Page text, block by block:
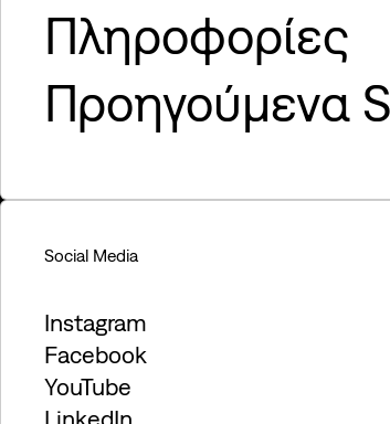
Πληροφορίες
Προηγούμενα
Social Media
Instagram
Facebook
YouTube